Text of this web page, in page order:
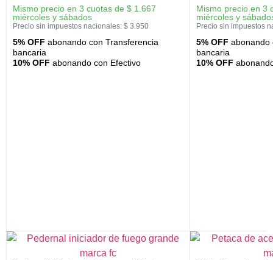
Mismo precio en 3 cuotas de $ 1.667
miércoles y sábados
Precio sin impuestos nacionales: $ 3.950
5% OFF abonando con Transferencia
bancaria
10% OFF abonando con Efectivo
Mismo precio en 3
miércoles y
Precio sin impuestos
5% OFF abonando
bancaria
10% OFF